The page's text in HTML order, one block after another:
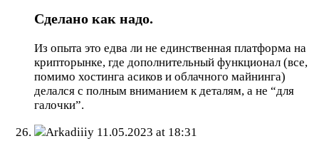
Сделано как надо.
Из опыта это едва ли не единственная платформа на
крипторынке, где дополнительный функционал (все,
помимо хостинга асиков и облачного майнинга)
делался с полным вниманием к деталям, а не “для
галочки”.
Arkadiiiy 11.05.2023 at 18:31